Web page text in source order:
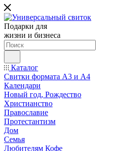
Подарки для
жизни и бизнеса
Каталог
Свитки формата А3 и А4
Календари
Новый год, Рождество
Христианство
Православие
Протестантизм
Дом
Семья
Любителям Кофе